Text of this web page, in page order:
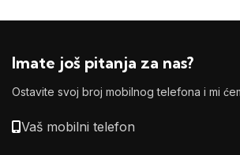
Imate još pitanja za nas?
Ostavite svoj broj mobilnog telefona i mi
Vaš mobilni telefon